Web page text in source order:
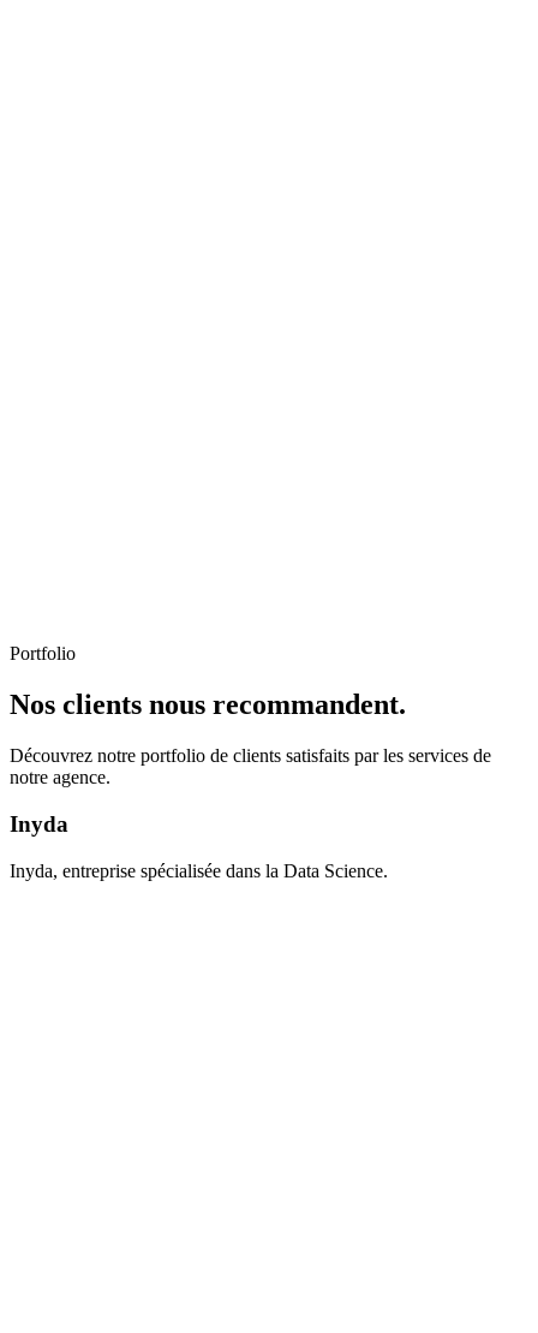
Portfolio
Nos clients nous recommandent.
Découvrez notre portfolio de clients satisfaits par les services de
notre agence.
Inyda
Inyda, entreprise spécialisée dans la Data Science.